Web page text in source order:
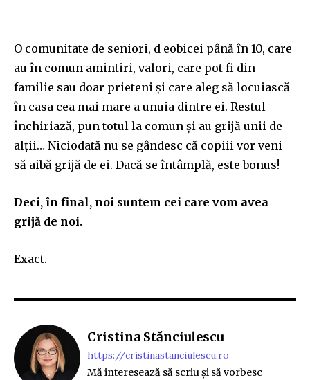
O comunitate de seniori, d eobicei până în 10, care
au în comun amintiri, valori, care pot fi din
familie sau doar prieteni și care aleg să locuiască
în casa cea mai mare a unuia dintre ei. Restul
închiriază, pun totul la comun și au grijă unii de
alții… Niciodată nu se gândesc că copiii vor veni
să aibă grijă de ei. Dacă se întâmplă, este bonus!
Deci, în final, noi suntem cei care vom avea
grijă de noi.
Exact.
Cristina Stănciulescu
https://cristinastanciulescu.ro
Mă interesează să scriu și să vorbesc